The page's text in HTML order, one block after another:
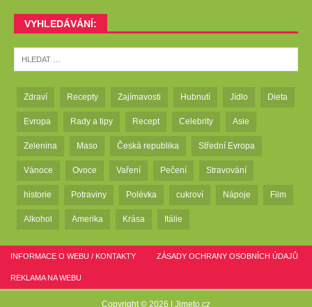
VYHLEDÁVÁNÍ:
Zdraví Recepty Zajímavosti Hubnutí Jídlo Dieta
Evropa Rady a tipy Recept Celebrity Asie
Zelenina Maso Česká republika Střední Evropa
Vánoce Ovoce Vaření Pečení Stravování
historie Potraviny Polévka cukroví Nápoje Film
Alkohol Amerika Krása Itálie
INFORMACE O WEBU / KONTAKTY ZÁSADY OCHRANY OSOBNÍCH ÚDAJŮ
REKLAMA NA WEBU
Copyright © 2026 | Jimeto.cz